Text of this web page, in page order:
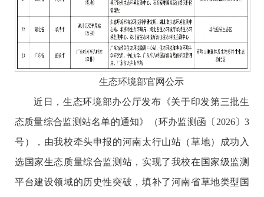
生态环境部官网公示
近日，生态环境部办公厅发布《关于印发第三批生
态质量综合监测站名单的通知》（环办监测函〔2026〕3
号），由我校牵头申报的河南太行山站（草地）成功入
选国家生态质量综合监测站，实现了我校在国家级监测
平台建设领域的历史性突破，填补了河南省草地类型国